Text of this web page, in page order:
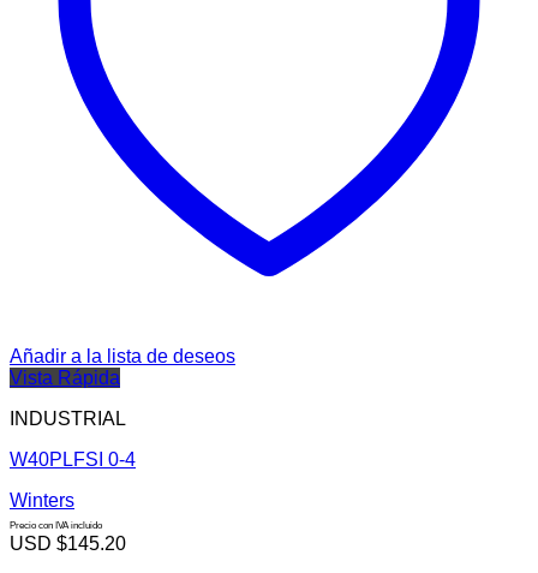
Añadir a la lista de deseos
Vista Rápida
INDUSTRIAL
W40PLFSI 0-4
Winters
Precio con IVA incluido
USD $145.20